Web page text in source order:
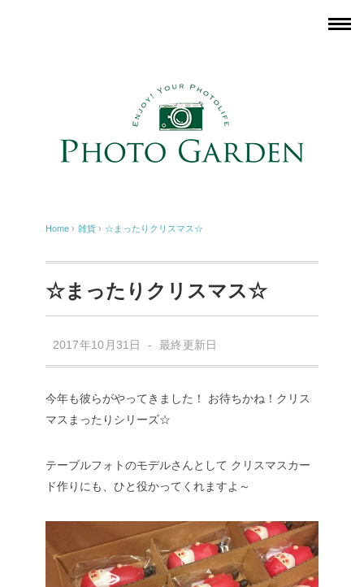
Home › 雑貨 › ☆まったりクリスマス☆
☆まったりクリスマス☆
2017年10月31日 - 最終更新日
今年も彼らがやってきました！
お待ちかね！クリス
マスまったりシリーズ☆
テーブルフォトのモデルさんとして クリスマスカー
ド作りにも、ひと役かってくれますよ～